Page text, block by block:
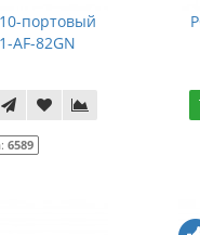
портовый
AF-82GN
6589